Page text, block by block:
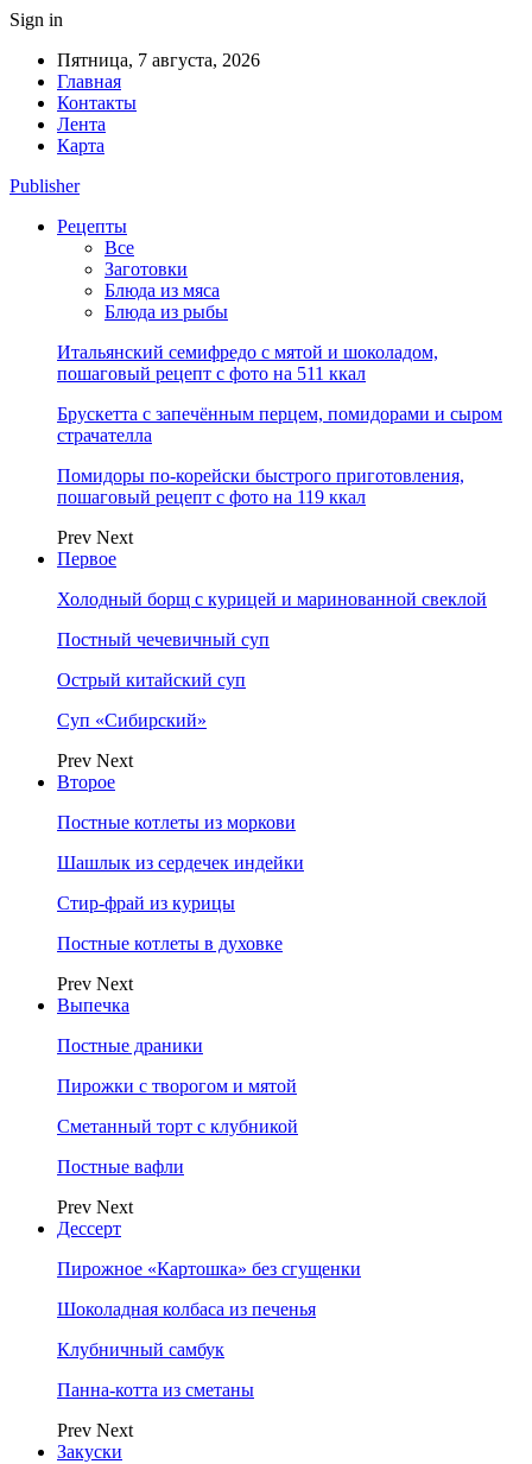
Sign in
Пятница, 7 августа, 2026
Главная
Контакты
Лента
Карта
Publisher
Рецепты
Все
Заготовки
Блюда из мяса
Блюда из рыбы
Итальянский семифредо с мятой и шоколадом,
пошаговый рецепт с фото на 511 ккал
Брускетта с запечённым перцем, помидорами и сыром
страчателла
Помидоры по-корейски быстрого приготовления,
пошаговый рецепт с фото на 119 ккал
Prev Next
Первое
Холодный борщ с курицей и маринованной свеклой
Постный чечевичный суп
Острый китайский суп
Суп «Сибирский»
Prev Next
Второе
Постные котлеты из моркови
Шашлык из сердечек индейки
Стир-фрай из курицы
Постные котлеты в духовке
Prev Next
Выпечка
Постные драники
Пирожки с творогом и мятой
Сметанный торт с клубникой
Постные вафли
Prev Next
Дессерт
Пирожное «Картошка» без сгущенки
Шоколадная колбаса из печенья
Клубничный самбук
Панна-котта из сметаны
Prev Next
Закуски